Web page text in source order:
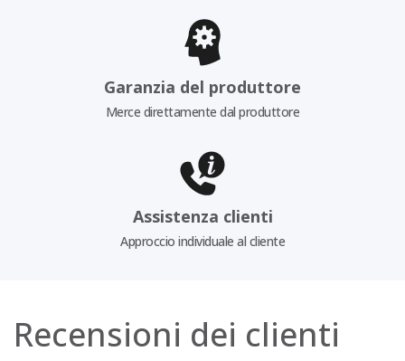
Garanzia del produttore
Merce direttamente dal produttore
Assistenza clienti
Approccio individuale al cliente
Recensioni dei clienti